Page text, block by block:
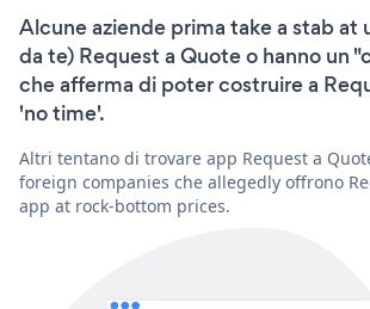
Alcune aziende prima take a stab at
da te) Request a Quote o hanno un
che afferma di poter costruire a
'no time'.
Altri tentano di trovare app Request a
foreign companies che allegedly offrono
app at rock-bottom prices.